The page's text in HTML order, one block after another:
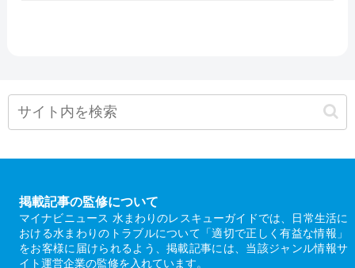
掲載記事の監修について
マイナビニュース 水まわりのレスキューガイドでは、日常生活に
おける水まわりのトラブルについて「適切で正しく有益な情報」
をお客様に届けられるよう、掲載記事には、当該ジャンル情報サ
イト運営企業の監修を入れています。